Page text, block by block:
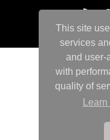
This site
services
and user-
with
quality of